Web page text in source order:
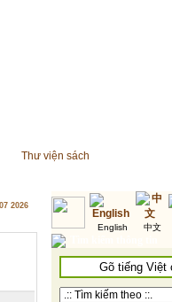
Thư viện sách
2026
English 中文